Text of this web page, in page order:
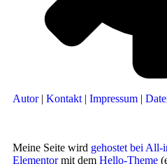
Autor| Kontakt | Impressum |
Meine Seite wird gehostet bei All-
Elementormit dem Hello-Theme